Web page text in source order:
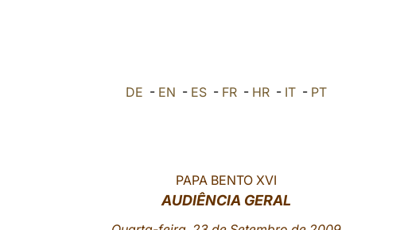
DE - EN - ES- FR- HR- IT- PT
PAPA BENTO XVI
AUDIÊNCIA GERAL